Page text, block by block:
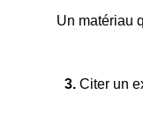
Un matériau
3. Citer un